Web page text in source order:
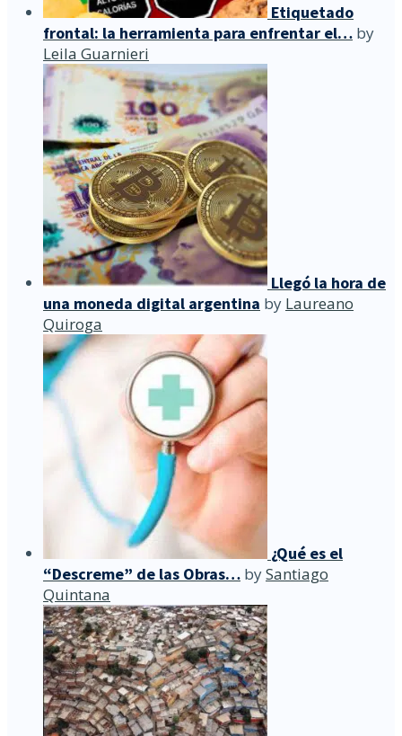
Etiquetado
frontal: la herramienta para enfrentar el… by
Leila Guarnieri
Llegó la hora de
una moneda digital argentina by Laureano
Quiroga
¿Qué es el
“Descreme” de las Obras… bySantiago
Quintana